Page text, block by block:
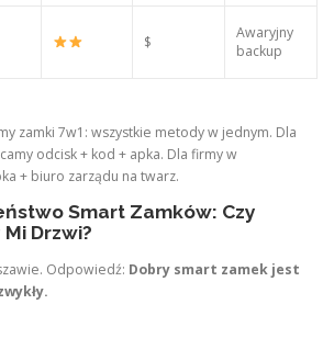
$
Awaryjny
backup
zamki 7w1: wszystkie metody w jednym. Dla
odcisk + kod + apka. Dla firmy w
+ biuro zarządu na twarz.
Smart Zamków: Czy
Drzwi?
Odpowiedź: Dobry smart zamek jest